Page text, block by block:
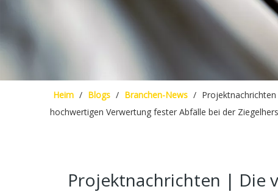
Heim / Blogs / Branchen-News /
hochwertigen Verwertung fester Abfälle bei der
Projektnachrichten | Die